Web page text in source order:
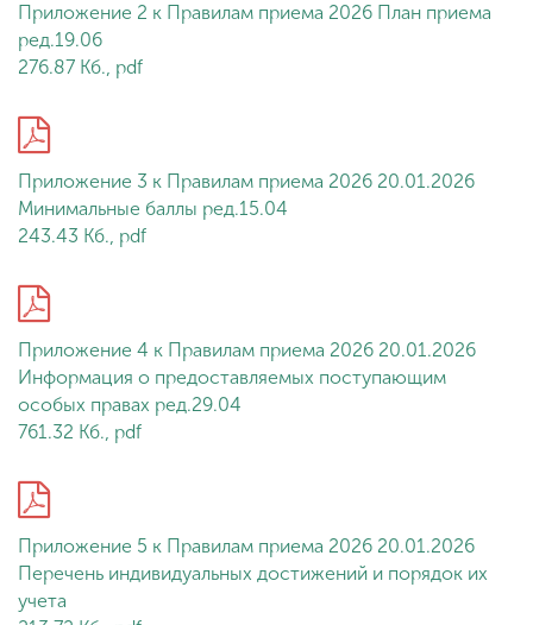
Приемная
комиссия
Приложение 2 к Правилам приема 2026 План приема
ред.19.06
276.87 Кб., pdf
Приложение 3 к Правилам приема 2026 20.01.2026
Минимальные баллы ред.15.04
243.43 Кб., pdf
Приложение 4 к Правилам приема 2026 20.01.2026
Информация о предоставляемых поступающим
особых правах ред.29.04
761.32 Кб., pdf
Приложение 5 к Правилам приема 2026 20.01.2026
Перечень индивидуальных достижений и порядок их
учета